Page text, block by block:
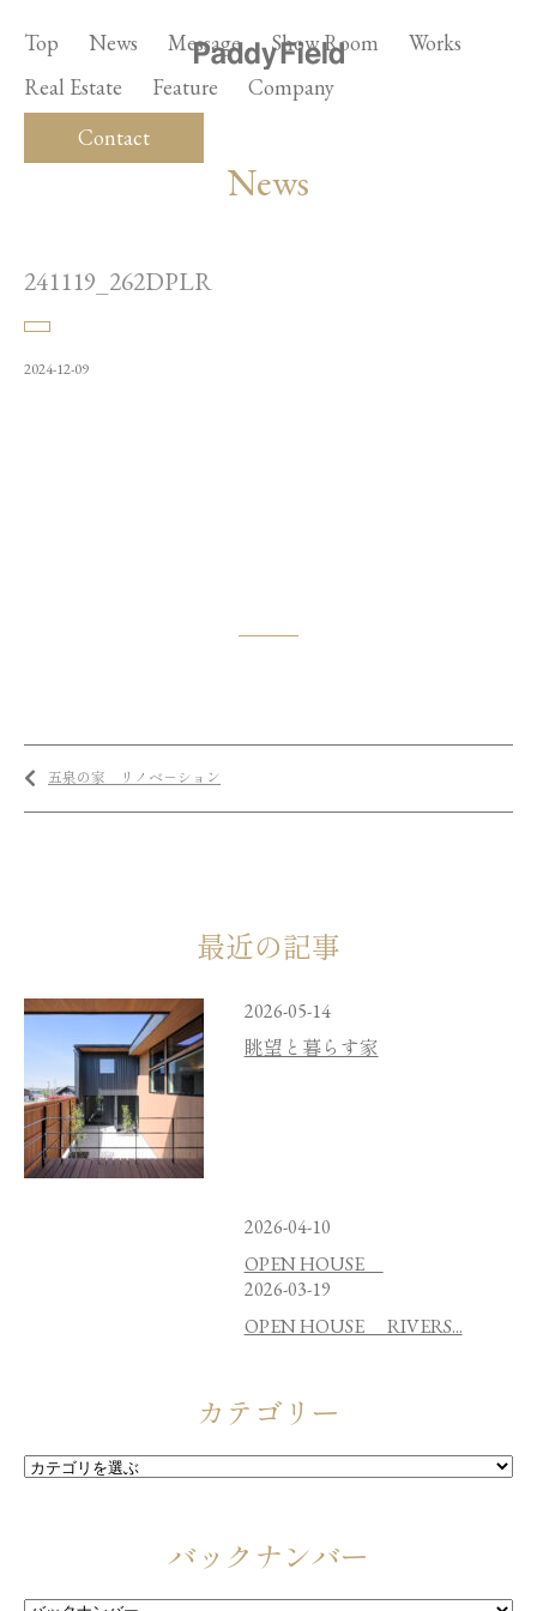
Top News Message Show Room
Works
Real Estate
Feature
Company
Contact
News
241119_262DPLR
2024-12-09
五泉の家 リノベ－ション
最近の記事
2026-05-14
眺望と暮らす家
2026-04-10
OPEN HOUSE
2026-03-19
OPEN HOUSE RIVERS...
カテゴリー
バックナンバー